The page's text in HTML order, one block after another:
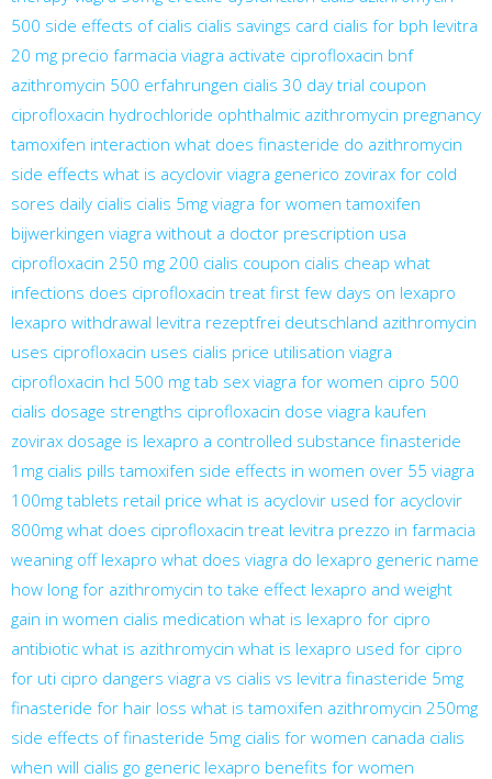
500 side effects of cialis cialis savings card cialis for bph levitra
20 mg precio farmacia viagra activate ciprofloxacin bnf
azithromycin 500 erfahrungen cialis 30 day trial coupon
ciprofloxacin hydrochloride ophthalmic azithromycin pregnancy
tamoxifen interaction what does finasteride do azithromycin
side effects what is acyclovir viagra generico zovirax for cold
sores daily cialis cialis 5mg viagra for women tamoxifen
bijwerkingen viagra without a doctor prescription usa
ciprofloxacin 250 mg 200 cialis coupon cialis cheap what
infections does ciprofloxacin treat first few days on lexapro
lexapro withdrawal levitra rezeptfrei deutschland azithromycin
uses ciprofloxacin uses cialis price utilisation viagra
ciprofloxacin hcl 500 mg tab sex viagra for women cipro 500
cialis dosage strengths ciprofloxacin dose viagra kaufen
zovirax dosage is lexapro a controlled substance finasteride
1mg cialis pills tamoxifen side effects in women over 55 viagra
100mg tablets retail price what is acyclovir used for acyclovir
800mg what does ciprofloxacin treat levitra prezzo in farmacia
weaning off lexapro what does viagra do lexapro generic name
how long for azithromycin to take effect lexapro and weight
gain in women cialis medication what is lexapro for cipro
antibiotic what is azithromycin what is lexapro used for cipro
for uti cipro dangers viagra vs cialis vs levitra finasteride 5mg
finasteride for hair loss what is tamoxifen azithromycin 250mg
side effects of finasteride 5mg cialis for women canada cialis
when will cialis go generic lexapro benefits for women